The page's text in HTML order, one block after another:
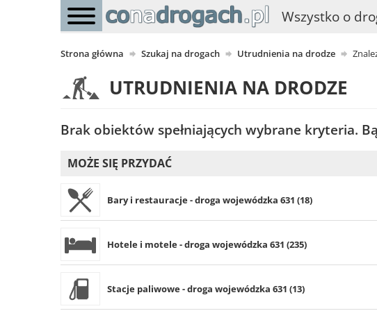
Wszystko o
Strona główna Szukaj na drogach Utrudnienia na drodze
UTRUDNIENIA NA DRODZE
Brak obiektów spełniających wybrane kryteria.
MOŻE SIĘ PRZYDAĆ
Bary i restauracje - droga wojewódzka 631 (18)
Hotele i motele - droga wojewódzka 631 (235)
Stacje paliwowe - droga wojewódzka 631 (13)